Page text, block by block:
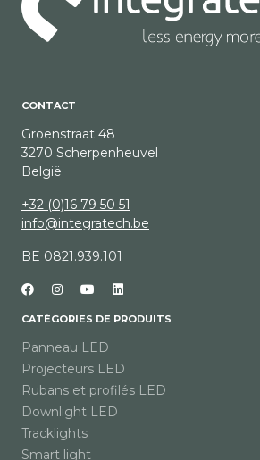
CONTACT
Groenstraat 48
3270 Scherpenheuvel
België
+32 (0)16 79 50 51
info@integratech.be
BE 0821.939.101
CATÉGORIES DE PRODUITS
Panneau LED
Projecteurs LED
Rubans et profilés LED
Downlight LED
Tracklights
Smart light